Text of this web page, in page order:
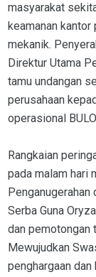
masyarakat
keamanan
mekanik.
Direktur Utama
tamu undangan
perusahaan
operasional
Rangkaian
pada malam hari
Penganugerahan
Serba Guna
dan pemotongan
Mewujudkan
penghargaan